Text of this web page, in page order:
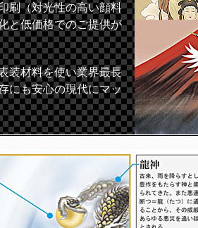
刷（対光性の高い顔料
と低価格でのご提供が
装材料を使い業界最長
にも安心の現代にマッ